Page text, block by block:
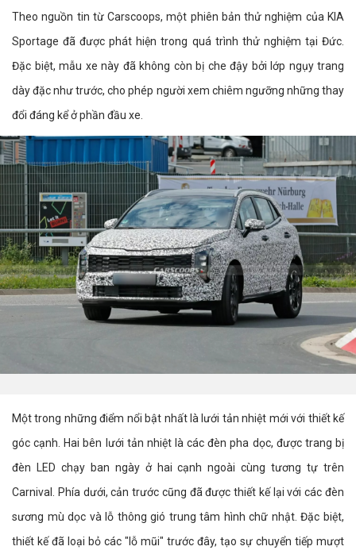
Theo nguồn tin từ Carscoops, một phiên bản thử nghiệm của KIA
Sportage đã được phát hiện trong quá trình thử nghiệm tại Đức.
Đặc biệt, mẫu xe này đã không còn bị che đậy bởi lớp ngụy trang
dày đặc như trước, cho phép người xem chiêm ngưỡng những thay
đổi đáng kể ở phần đầu xe.
Một trong những điểm nổi bật nhất là lưới tản nhiệt mới với thiết kế
góc cạnh. Hai bên lưới tản nhiệt là các đèn pha dọc, được trang bị
đèn LED chạy ban ngày ở hai cạnh ngoài cùng tương tự trên
Carnival. Phía dưới, cản trước cũng đã được thiết kế lại với các đèn
sương mù dọc và lỗ thông gió trung tâm hình chữ nhật. Đặc biệt,
thiết kế đã loại bỏ các "lỗ mũi" trước đây, tạo sự chuyển tiếp mượt